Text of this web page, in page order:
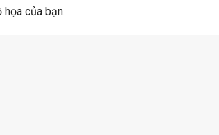
của bạn.